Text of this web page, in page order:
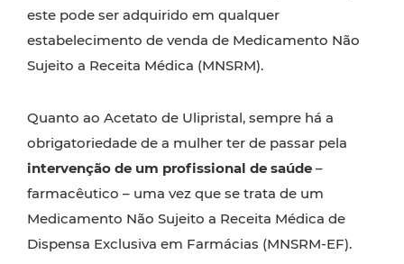
este pode ser adquirido em qualquer
estabelecimento de venda de Medicamento Não
Sujeito a Receita Médica (MNSRM).
Quanto ao Acetato de Ulipristal, sempre há a
obrigatoriedade de a mulher ter de passar pela
intervenção de um profissional de saúde –
farmacêutico – uma vez que se trata de um
Medicamento Não Sujeito a Receita Médica de
Dispensa Exclusiva em Farmácias (MNSRM-EF).